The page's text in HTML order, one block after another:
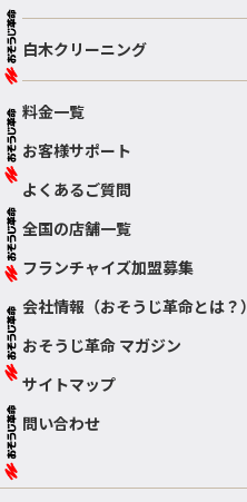
白木クリーニング
料金一覧
お客様サポート
よくあるご質問
全国の店舗一覧
フランチャイズ加盟募集
会社情報（おそうじ革命とは？）
おそうじ革命 マガジン
サイトマップ
問い合わせ